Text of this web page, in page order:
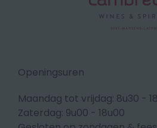
Openingsuren
Maandag tot vrijdag: 8u30 -
Zaterdag: 9u00 - 18u00